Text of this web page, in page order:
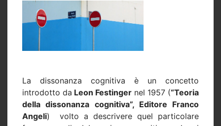
La dissonanza cognitiva è un concetto
introdotto da Leon Festinger nel 1957 (“Teoria
della dissonanza cognitiva”, Editore Franco
Angeli)
volto a descrivere quel particolare